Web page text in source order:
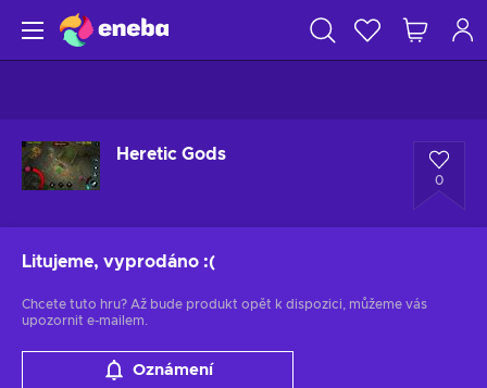
Heretic Gods
0
Litujeme, vyprodáno :(
Chcete tuto hru? Až bude produkt opět k dispozici, můžeme vás
upozornit e-mailem.
Oznámení